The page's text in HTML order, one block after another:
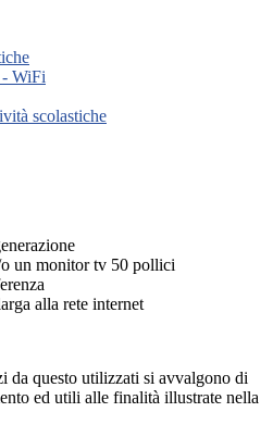
WiFi
scolastiche
un monitor tv 50 pollici
alla rete internet
da questo utilizzati si avvalgono di
ed utili alle finalità illustrate nella